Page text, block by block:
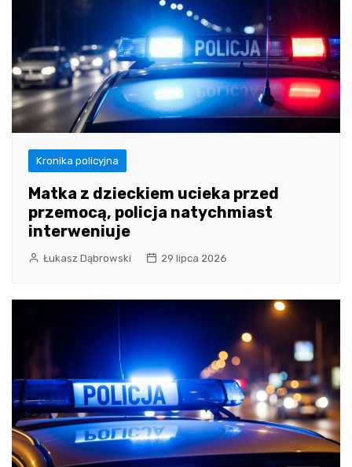
Kronika policyjna
Matka z dzieckiem ucieka przed
przemocą, policja natychmiast
interweniuje
Łukasz Dąbrowski 29 lipca 2026